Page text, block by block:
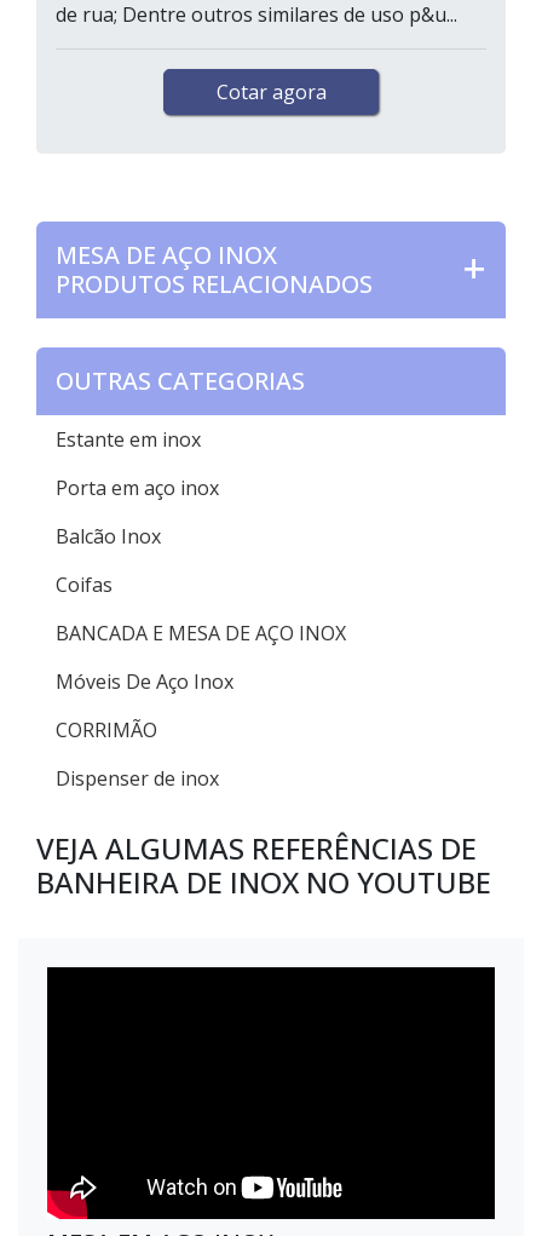
de rua; Dentre outros similares de uso p&u...
Cotar agora
MESA DE AÇO INOX
PRODUTOS RELACIONADOS
OUTRAS CATEGORIAS
Estante em inox
Porta em aço inox
Balcão Inox
Coifas
BANCADA E MESA DE AÇO INOX
Móveis De Aço Inox
CORRIMÃO
Dispenser de inox
VEJA ALGUMAS REFERÊNCIAS DE
BANHEIRA DE INOX NO YOUTUBE